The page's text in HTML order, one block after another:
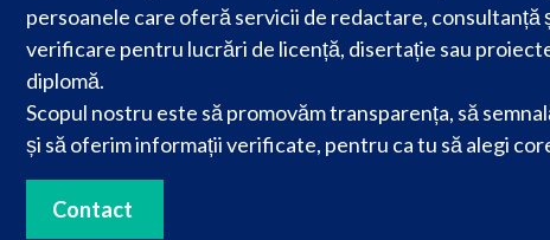
persoanele care oferă servicii de redactare, consultanță
verificare pentru lucrări de licență, disertație sau
diplomă.
Scopul nostru este să promovăm transparența, să
și să oferim informații verificate, pentru ca tu să alegi
Contact